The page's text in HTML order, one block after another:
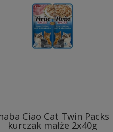
Ciao Cat Twin Packs
kurczak małże 2x40g